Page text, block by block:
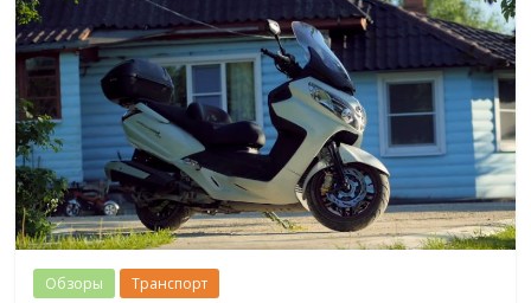
Обзоры Транспорт